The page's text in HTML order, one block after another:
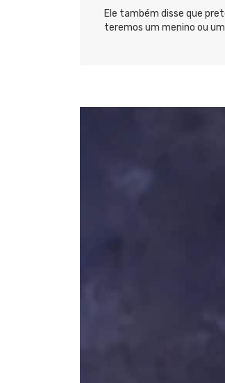
Ele também disse que
teremos um menino ou